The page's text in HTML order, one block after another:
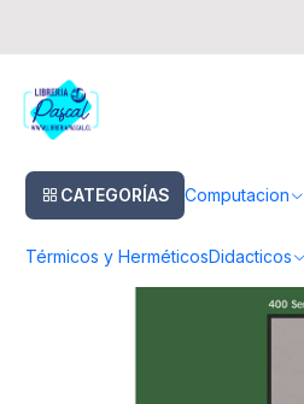
CATEGORÍAS Computacion
Térmicos y HerméticosDidacticos